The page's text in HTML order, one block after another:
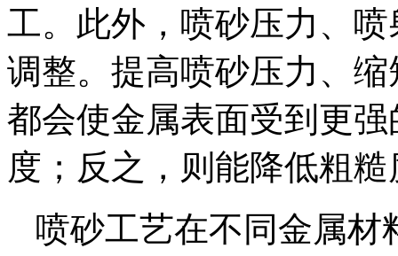
工。此外，喷砂压力、
调整。提高喷砂压力、
都会使金属表面受到更
度；反之，则能降低粗
喷砂工艺在不同金属材